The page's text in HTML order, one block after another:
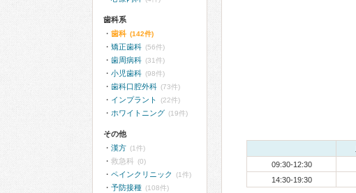
09:30-12:30
14:30-19:30
歯科系
歯科 (142件)
矯正歯科 (56件)
歯周病科 (31件)
小児歯科 (98件)
歯科口腔外科 (73件)
インプラント (22件)
ホワイトニング (19件)
その他
漢方 (1件)
救急科 (0)
ペインクリニック (1件)
予防接種 (108件)